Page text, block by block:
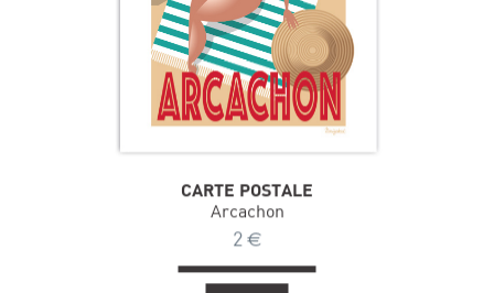
CARTE POSTALE
Arcachon
2 €